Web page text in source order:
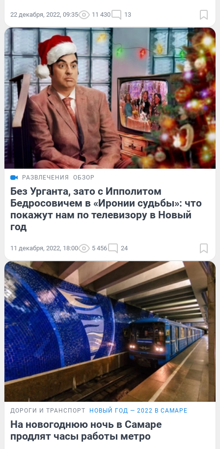
22 декабря, 2022, 09:35 11 430 13
РАЗВЛЕЧЕНИЯ ОБЗОР
Без Урганта, зато с Ипполитом
Бедросовичем в «Иронии судьбы»: что
покажут нам по телевизору в Новый
год
11 декабря, 2022, 18:00 5 456 24
ДОРОГИ И ТРАНСПОРТ НОВЫЙ ГОД — 2022 В САМАРЕ
На новогоднюю ночь в Самаре
продлят часы работы метро